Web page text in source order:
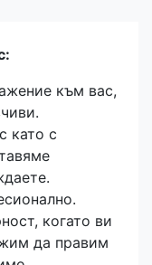
към вас,
като с
когато ви
да правим